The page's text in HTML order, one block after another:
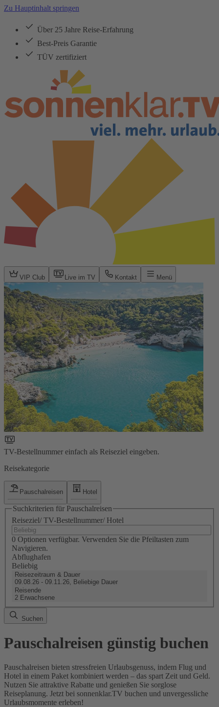
Zu Hauptinhalt springen
Über 25 Jahre Reise-Erfahrung
Best-Preis Garantie
TÜV zertifiziert
VIP Club Live im TV Kontakt Menü
TV-Bestellnummer einfach als Reiseziel eingeben.
Reisekategorie
Pauschalreisen Hotel
Suchkriterien für Pauschalreisen
Reiseziel/ TV-Bestellnummer/ Hotel
0 Optionen verfügbar. Verwenden Sie die Pfeiltasten zum
Navigieren.
Abflughafen
Beliebig
Reisezeitraum & Dauer
09.08.26 - 09.11.26, Beliebige Dauer
Reisende
2 Erwachsene
Suchen
Pauschalreisen günstig buchen
Pauschalreisen bieten stressfreien Urlaubsgenuss, indem Flug und
Hotel in einem Paket kombiniert werden – das spart Zeit und Geld.
Nutzen Sie attraktive Rabatte und genießen Sie sorglose
Reiseplanung. Jetzt bei sonnenklar.TV buchen und unvergessliche
Urlaubsmomente erleben!